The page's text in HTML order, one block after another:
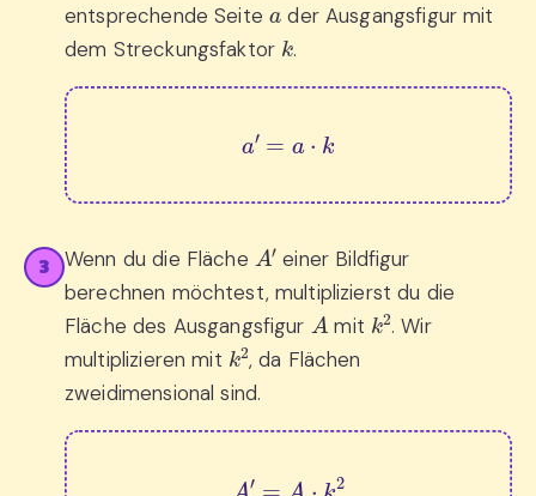
entsprechende Seite
der Ausgangsfigur mit
dem Streckungsfaktor k .
a a⋅
3 Wenn du die Fläche A′ einer Bildfigur
berechnen möchtest, multiplizierst du die
Fläche des Ausgangsfigur
A mit k2. Wir
multiplizieren mit k2, da Flächen
zweidimensional sind.
A A⋅ 2